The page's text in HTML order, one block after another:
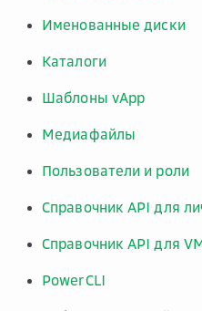
Именованные диски
Каталоги
Шаблоны vApp
Медиафайлы
Пользователи и роли
Справочник API для
Справочник API для
PowerCLI